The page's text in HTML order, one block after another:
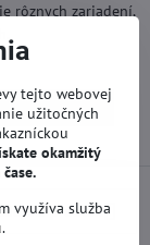
rôznych zariadení,
| Sony TV
produkt
tejto webovej
užitočných
okamžitý
využíva služba
.